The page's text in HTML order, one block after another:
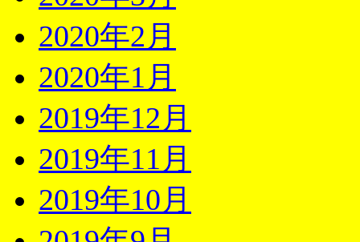
2020年2月
2020年1月
2019年12月
2019年11月
2019年10月